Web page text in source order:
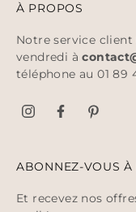
À PROPOS
Notre service
vendredi à
téléphone au 01
ABONNEZ-VOUS À
Et recevez nos